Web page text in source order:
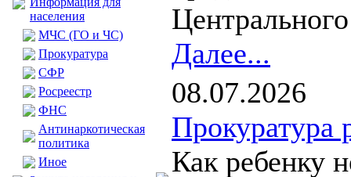
населения
МЧС (ГО и ЧС)
Прокуратура
CФР
Росреестр
ФНС
Антинаркотическая
политика
Иное
Далее...
08.07.2026
Прокуратура
Как ребенку